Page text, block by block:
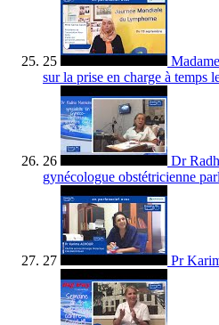
25
sur la prise en charge à temps
26
Dr
gynécologue obstétricienne
27 Pr